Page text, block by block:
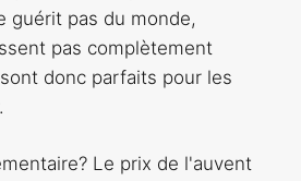
guérit pas du monde,
pas complètement
donc parfaits pour les
Le prix de l'auvent